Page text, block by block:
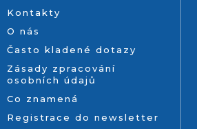
Kontakty
O nás
Často kladené dotazy
Zásady zpracování
osobních údajů
Co znamená
Registrace do newsletter